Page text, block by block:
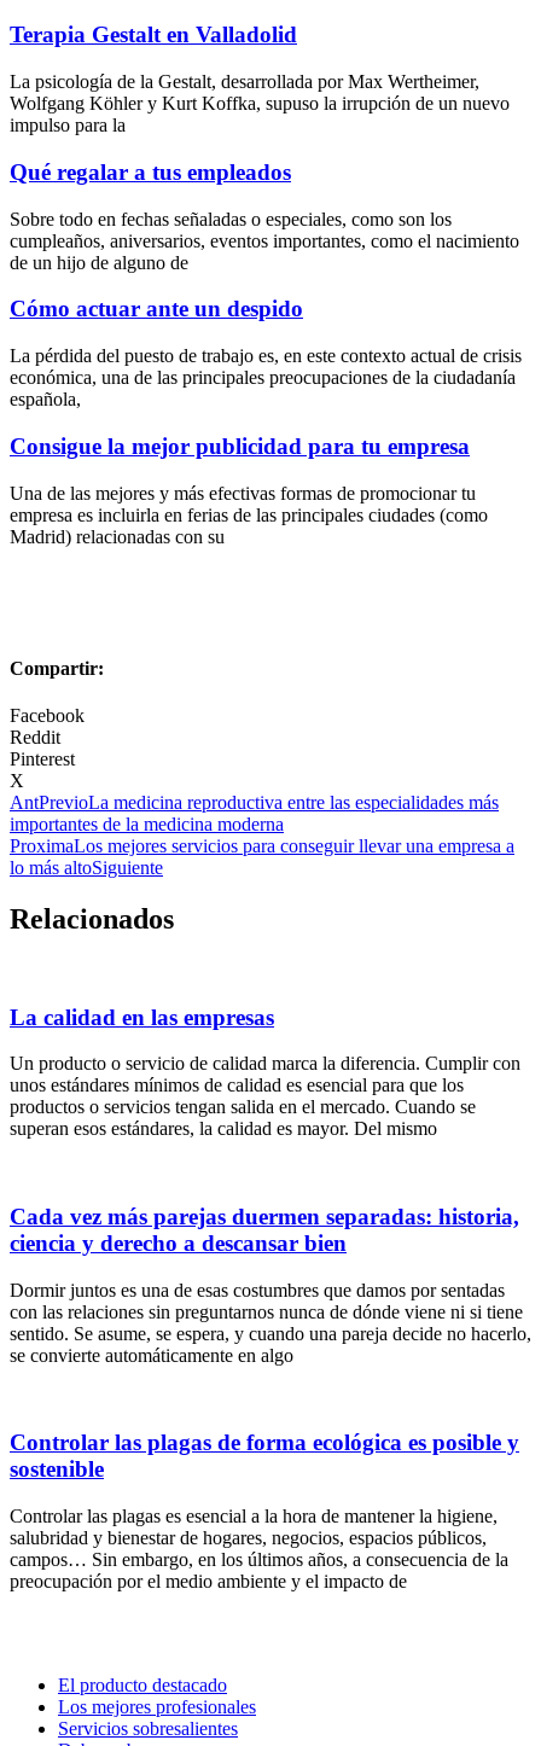
Terapia Gestalt en Valladolid
La psicología de la Gestalt, desarrollada por Max Wertheimer,
Wolfgang Köhler y Kurt Koffka, supuso la irrupción de un nuevo
impulso para la
Qué regalar a tus empleados
Sobre todo en fechas señaladas o especiales, como son los
cumpleaños, aniversarios, eventos importantes, como el nacimiento
de un hijo de alguno de
Cómo actuar ante un despido
La pérdida del puesto de trabajo es, en este contexto actual de crisis
económica, una de las principales preocupaciones de la ciudadanía
española,
Consigue la mejor publicidad para tu empresa
Una de las mejores y más efectivas formas de promocionar tu
empresa es incluirla en ferias de las principales ciudades (como
Madrid) relacionadas con su
Compartir:
Facebook
Reddit
Pinterest
X
AntPrevioLa medicina reproductiva entre las especialidades más
importantes de la medicina moderna
ProximaLos mejores servicios para conseguir llevar una empresa a
lo más altoSiguiente
Relacionados
La calidad en las empresas
Un producto o servicio de calidad marca la diferencia. Cumplir con
unos estándares mínimos de calidad es esencial para que los
productos o servicios tengan salida en el mercado. Cuando se
superan esos estándares, la calidad es mayor. Del mismo
Cada vez más parejas duermen separadas: historia,
ciencia y derecho a descansar bien
Dormir juntos es una de esas costumbres que damos por sentadas
con las relaciones sin preguntarnos nunca de dónde viene ni si tiene
sentido. Se asume, se espera, y cuando una pareja decide no hacerlo,
se convierte automáticamente en algo
Controlar las plagas de forma ecológica es posible y
sostenible
Controlar las plagas es esencial a la hora de mantener la higiene,
salubridad y bienestar de hogares, negocios, espacios públicos,
campos… Sin embargo, en los últimos años, a consecuencia de la
preocupación por el medio ambiente y el impacto de
El producto destacado
Los mejores profesionales
Servicios sobresalientes